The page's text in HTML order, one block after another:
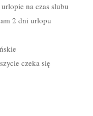
na czas slubu
2 dni urlopu
czeka się